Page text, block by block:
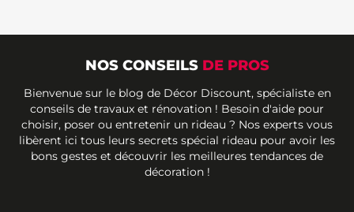
NOS CONSEILS DE PROS
Bienvenue sur le blog de Décor Discount, spécialiste en
conseils de travaux et rénovation ! Besoin d'aide pour
choisir, poser ou entretenir un rideau ? Nos experts vous
libèrent ici tous leurs secrets spécial rideau pour avoir les
bons gestes et découvrir les meilleures tendances de
décoration !